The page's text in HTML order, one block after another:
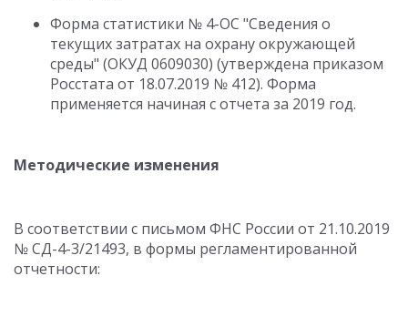
Форма статистики № 4-ОС "Сведения о
текущих затратах на охрану окружающей
среды" (ОКУД 0609030) (утверждена приказом
Росстата от 18.07.2019 № 412). Форма
применяется начиная с отчета за 2019 год.
Методические изменения
В соответствии с письмом ФНС России от 21.10.2019
№ СД-4-3/21493, в формы регламентированной
отчетности: